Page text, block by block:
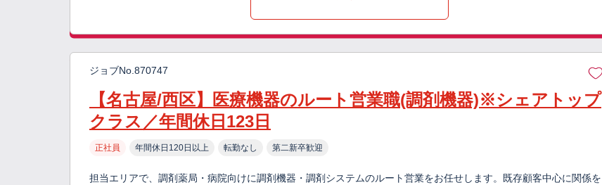
ジョブNo.870747
【名古屋/西区】医療機器のルート営業職(調剤機器)※シェアトップ
クラス／年間休日123日
正社員 年間休日120日以上 転勤なし 第二新卒歓迎
担当エリアで、調剤薬局・病院向けに調剤機器・調剤システムのルート営業をお任せします。既存顧客中心に関係を